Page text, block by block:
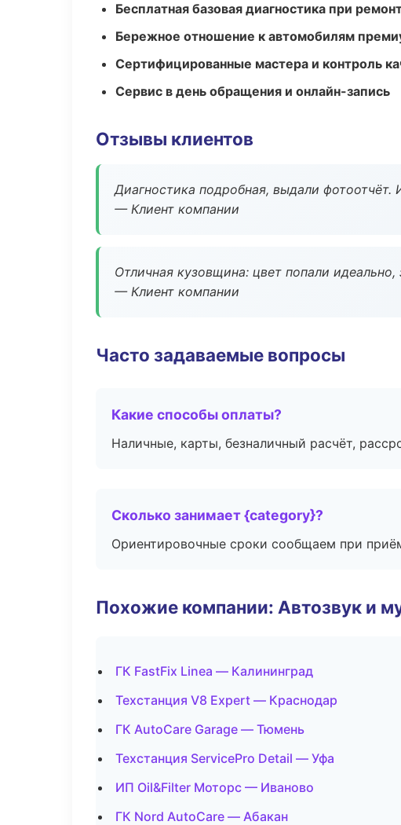
Бесплатная базовая диагностика при
Бережное отношение к автомобилям
Сертифицированные мастера и контроль
Сервис в день обращения и онлайн-запись
Отзывы клиентов
Диагностика подробная, выдали фотоотчёт.
— Клиент компании
Отличная кузовщина: цвет попали
— Клиент компании
Часто задаваемые вопросы
Какие способы оплаты?
Наличные, карты, безналичный расчёт,
Сколько занимает {category}?
Ориентировочные сроки сообщаем при
Похожие компании: Автозвук и
ГК FastFix Linea — Калининград
Техстанция V8 Expert — Краснодар
ГК AutoCare Garage — Тюмень
Техстанция ServicePro Detail — Уфа
ИП Oil&Filter Моторс — Иваново
ГК Nord AutoCare — Абакан